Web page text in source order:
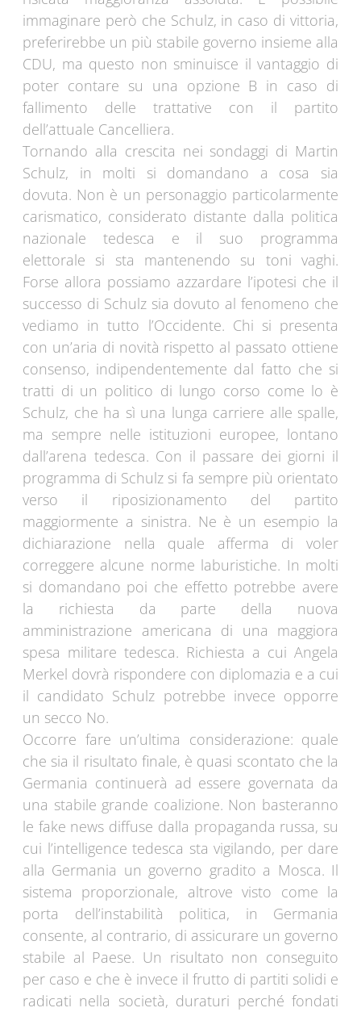
immaginare però che Schulz, in caso di vittoria,
preferirebbe un più stabile governo insieme alla
CDU, ma questo non sminuisce il vantaggio di
poter contare su una opzione B in caso di
fallimento delle trattative con il partito
dell’attuale Cancelliera.
Tornando alla crescita nei sondaggi di Martin
Schulz, in molti si domandano a cosa sia
dovuta. Non è un personaggio particolarmente
carismatico, considerato distante dalla politica
nazionale tedesca e il suo programma
elettorale si sta mantenendo su toni vaghi.
Forse allora possiamo azzardare l’ipotesi che il
successo di Schulz sia dovuto al fenomeno che
vediamo in tutto l’Occidente. Chi si presenta
con un’aria di novità rispetto al passato ottiene
consenso, indipendentemente dal fatto che si
tratti di un politico di lungo corso come lo è
Schulz, che ha sì una lunga carriere alle spalle,
ma sempre nelle istituzioni europee, lontano
dall’arena tedesca. Con il passare dei giorni il
programma di Schulz si fa sempre più orientato
verso il riposizionamento del partito
maggiormente a sinistra. Ne è un esempio la
dichiarazione nella quale afferma di voler
correggere alcune norme laburistiche. In molti
si domandano poi che effetto potrebbe avere
la richiesta da parte della nuova
amministrazione americana di una maggiora
spesa militare tedesca. Richiesta a cui Angela
Merkel dovrà rispondere con diplomazia e a cui
il candidato Schulz potrebbe invece opporre
un secco No.
Occorre fare un’ultima considerazione: quale
che sia il risultato finale, è quasi scontato che la
Germania continuerà ad essere governata da
una stabile grande coalizione. Non basteranno
le fake news diffuse dalla propaganda russa, su
cui l’intelligence tedesca sta vigilando, per dare
alla Germania un governo gradito a Mosca. Il
sistema proporzionale, altrove visto come la
porta dell’instabilità politica, in Germania
consente, al contrario, di assicurare un governo
stabile al Paese. Un risultato non conseguito
per caso e che è invece il frutto di partiti solidi e
radicati nella società, duraturi perché fondati